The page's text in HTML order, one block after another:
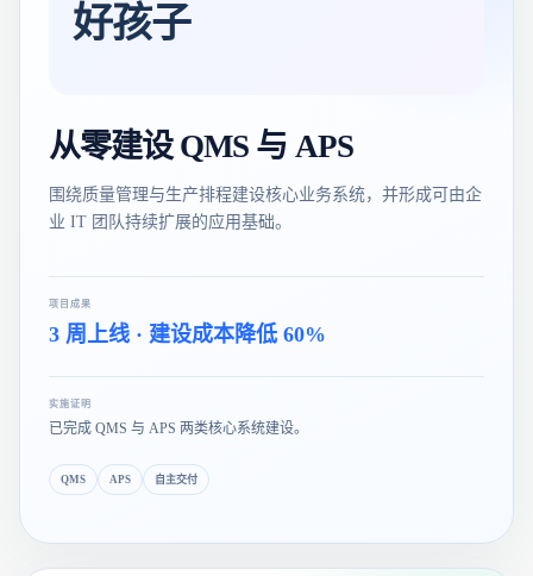
好孩子
从零建设 QMS 与 APS
围绕质量管理与生产排程建设核心业务系统，并形成可由企
业 IT 团队持续扩展的应用基础。
项目成果
3 周上线 · 建设成本降低 60%
实施证明
已完成 QMS 与 APS 两类核心系统建设。
QMS APS 自主交付